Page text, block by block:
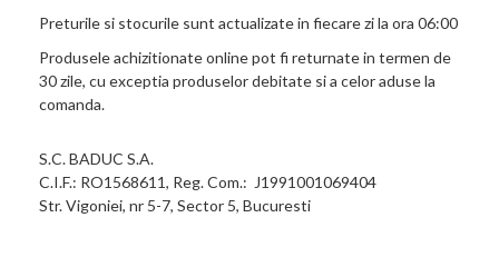
Preturile si stocurile sunt actualizate in fiecare zi la ora 06:00
Produsele achizitionate online pot fi returnate in termen de
30 zile, cu exceptia produselor debitate si a celor aduse la
comanda.
S.C. BADUC S.A.
C.I.F.: RO1568611, Reg. Com.: J1991001069404
Str. Vigoniei, nr 5-7, Sector 5, Bucuresti